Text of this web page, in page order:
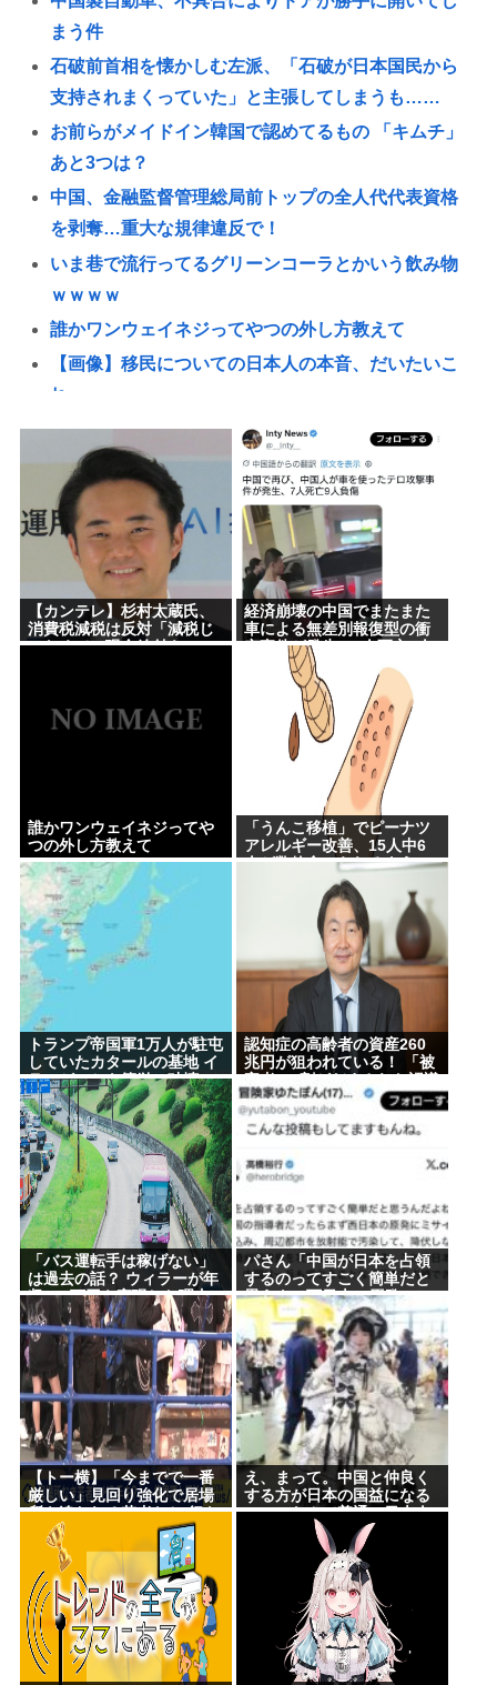
まう件
石破前首相を懐かしむ左派、「石破が日本国民から
支持されまくっていた」と主張してしまうも……
お前らがメイドイン韓国で認めてるもの 「キムチ」
あと3つは？
中国、金融監督管理総局前トップの全人代代表資格
を剥奪…重大な規律違反で！
いま巷で流行ってるグリーンコーラとかいう飲み物
ｗｗｗｗ
誰かワンウェイネジってやつの外し方教えて
【画像】移民についての日本人の本音、だいたいこ
れwww
認知症の高齢者の資産260兆円が狙われている！ 「被
害者の8割がだまされた認識なし」
「抜くに抜けない……」自転車の青切符導入で”車道
ハミ出し”が急増中
女性インフルエンサー「20歳でアルファード一括で
買えちゃう私って素敵」→画像にアレが写ってしま
うwww
【悲報】愛知県民、夏恒例の儀式で2人死亡www
【緊急】少子化の原因、判明するwww
誰でもできる仕事してるやつって死にたくならん
なして君ら「テスラ」買わないの？モデル3なら300
万程度で買える.コスパ最強車がここにあるのに
林家パー子、認知症が進行「一人で外出られない」
難聴で夫・ペーと「筆談」…自宅全焼から約1年
Powered by livedoor 相互RSS
【カンテレ】杉村太蔵氏、
消費税減税は反対「減税じ
ゃなくて、現金給付を」
経済崩壊の中国でまたまた
車による無差別報復型の衝
突事件が発生、7人死亡9人
誰かワンウェイネジってや
つの外し方教えて
「うんこ移植」でピーナツ
アレルギー改善、15人中6
人が数粒食べられるように
トランプ帝国軍1万人が駐屯
していたカタールの基地 イ
ランがいとも簡単に破壊
認知症の高齢者の資産260
兆円が狙われている！ 「被
なし」
「バス運転手は稼げない」
は過去の話？ ウィラーが年
収600万円を実現した理由
パさん「中国が日本を占領
するのってすごく簡単だと
思うよ。西日本の原発にミ
サイルを撃ち込めばいい」
【トー横】「今までで一番
厳しい」見回り強化で居場
所を追われる若者たち 行き
場を失う中「世間の普通よ
り歌舞伎町の普通が合って
いる」と心の叫びも
え、まって。中国と仲良く
する方が日本の国益になる
のに、なんで普通の日本人
さんは中国にずっとケンカ
を売ってるの